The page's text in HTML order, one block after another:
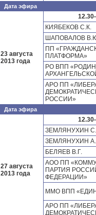
Дата эфира
23 августа
2013 года
КИЯБЕКОВ С.К.
ШАПОВАЛОВ
ПП
ПЛАТФОРМА»
РО ВПП
АРО ПП
РОССИИ»
Дата эфира
27 августа
2013 года
ЗЕМЛЯНУХИН
ЗЕМЛЯНУХИН
БЕЛЯЕВ В.Г.
АОО ПП
ПАРТИЯ
ФЕДЕРАЦИИ»
ММО ВПП
АРО ПП